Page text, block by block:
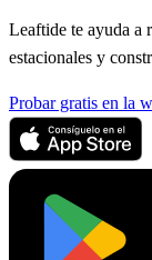
Leaftide te ayuda a
estacionales y
Probar gratis en la